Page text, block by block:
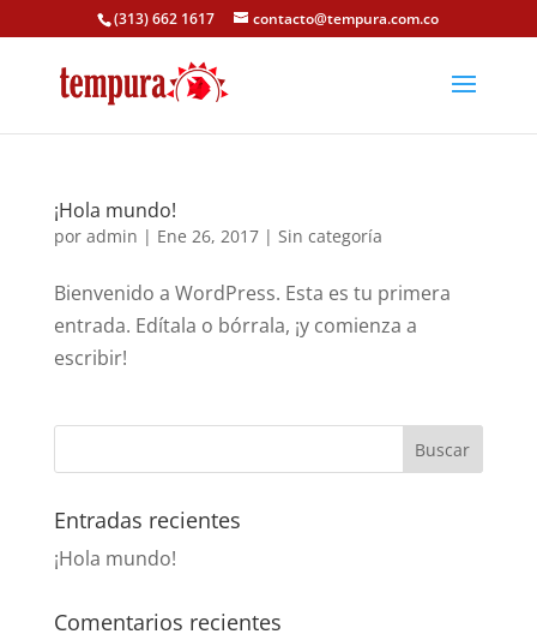
(313) 662 1617 contacto@tempura.com.co
¡Hola mundo!
por admin | Ene 26, 2017| Sin categoría
Bienvenido a WordPress. Esta es tu primera
entrada. Edítala o bórrala, ¡y comienza a
escribir!
Entradas recientes
¡Hola mundo!
Comentarios recientes